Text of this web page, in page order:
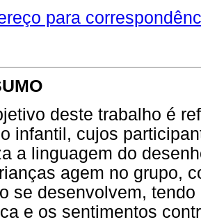
para
deste trabalho é
infantil, cujos
a linguagem do
agem no grupo,
se desenvolvem,
e os sentimentos